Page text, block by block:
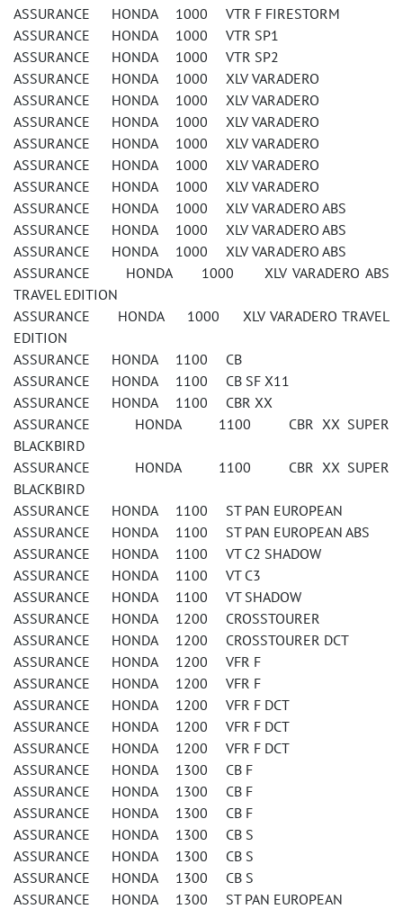
ASSURANCE HONDA 1000 VTR F FIRESTORM
ASSURANCE HONDA 1000 VTR SP1
ASSURANCE HONDA 1000 VTR SP2
ASSURANCE HONDA 1000 XLV VARADERO
ASSURANCE HONDA 1000 XLV VARADERO
ASSURANCE HONDA 1000 XLV VARADERO
ASSURANCE HONDA 1000 XLV VARADERO
ASSURANCE HONDA 1000 XLV VARADERO
ASSURANCE HONDA 1000 XLV VARADERO
ASSURANCE HONDA 1000 XLV VARADERO ABS
ASSURANCE HONDA 1000 XLV VARADERO ABS
ASSURANCE HONDA 1000 XLV VARADERO ABS
ASSURANCE HONDA 1000 XLV VARADERO ABS
TRAVEL EDITION
ASSURANCE HONDA 1000 XLV VARADERO TRAVEL
EDITION
ASSURANCE HONDA 1100 CB
ASSURANCE HONDA 1100 CB SF X11
ASSURANCE HONDA 1100 CBR XX
ASSURANCE HONDA 1100 CBR XX SUPER
BLACKBIRD
ASSURANCE HONDA 1100 CBR XX SUPER
BLACKBIRD
ASSURANCE HONDA 1100 ST PAN EUROPEAN
ASSURANCE HONDA 1100 ST PAN EUROPEAN ABS
ASSURANCE HONDA 1100 VT C2 SHADOW
ASSURANCE HONDA 1100 VT C3
ASSURANCE HONDA 1100 VT SHADOW
ASSURANCE HONDA 1200 CROSSTOURER
ASSURANCE HONDA 1200 CROSSTOURER DCT
ASSURANCE HONDA 1200 VFR F
ASSURANCE HONDA 1200 VFR F
ASSURANCE HONDA 1200 VFR F DCT
ASSURANCE HONDA 1200 VFR F DCT
ASSURANCE HONDA 1200 VFR F DCT
ASSURANCE HONDA 1300 CB F
ASSURANCE HONDA 1300 CB F
ASSURANCE HONDA 1300 CB F
ASSURANCE HONDA 1300 CB S
ASSURANCE HONDA 1300 CB S
ASSURANCE HONDA 1300 CB S
ASSURANCE HONDA 1300 ST PAN EUROPEAN